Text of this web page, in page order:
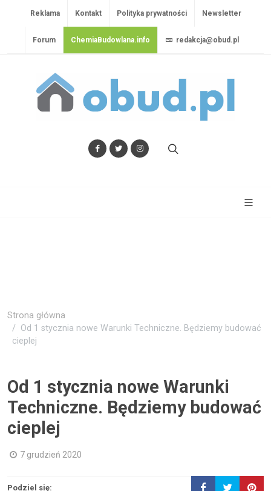
Reklama Kontakt Polityka prywatności Newsletter
Forum ChemiaBudowlana.info redakcja@obud.pl
Strona główna
Od 1 stycznia nowe Warunki Techniczne. Będziemy budować
cieplej
Od 1 stycznia nowe Warunki
Techniczne. Będziemy budować
cieplej
7 grudzień 2020
Podziel się: